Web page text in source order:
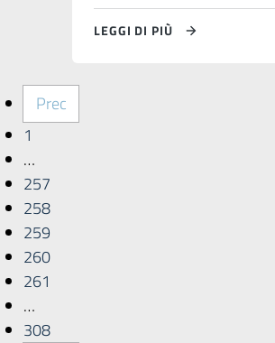
LEGGI DI PIÙ
Prec
1
…
257
258
259
260
261
…
308